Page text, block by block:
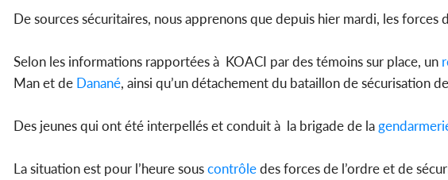
De sources sécuritaires, nous apprenons que depuis hier mardi, les forces
Selon les informations rapportées à KOACI par des témoins sur place, un
Man et de Danané, ainsi qu’un détachement du bataillon de sécurisation
Des jeunes qui ont été interpellés et conduit à la brigade de la
La situation est pour l’heure souscontrôledes forces de l’ordre et de